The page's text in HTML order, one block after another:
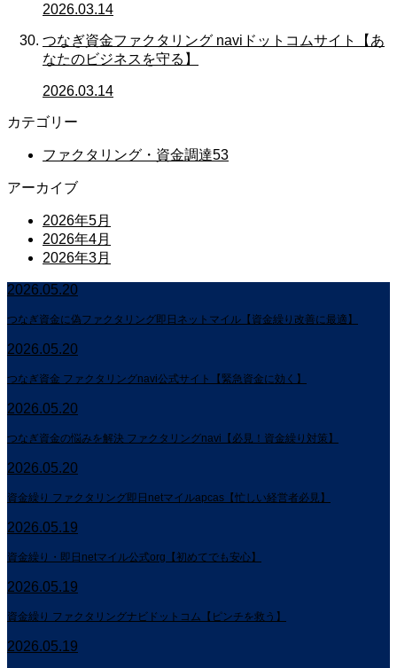
2026.03.14
つなぎ資金ファクタリング naviドットコムサイト【あ
なたのビジネスを守る】
2026.03.14
カテゴリー
ファクタリング・資金調達53
アーカイブ
2026年5月
2026年4月
2026年3月
2026.05.20
つなぎ資金に偽ファクタリング即日ネットマイル【資金繰り改善に最適】
2026.05.20
つなぎ資金 ファクタリングnavi公式サイト【緊急資金に効く】
2026.05.20
つなぎ資金の悩みを解決 ファクタリングnavi【必見！資金繰り対策】
2026.05.20
資金繰り ファクタリング即日netマイルapcas【忙しい経営者必見】
2026.05.19
資金繰り・即日netマイル公式org【初めてでも安心】
2026.05.19
資金繰り ファクタリングナビドットコム【ピンチを救う】
2026.05.19